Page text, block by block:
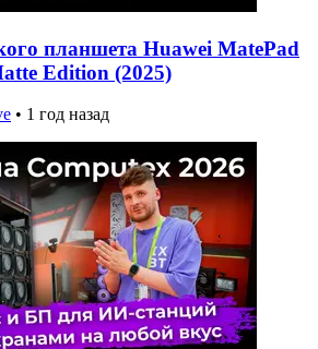
планшета Huawei MatePad
Edition (2025)
• 1 год назад